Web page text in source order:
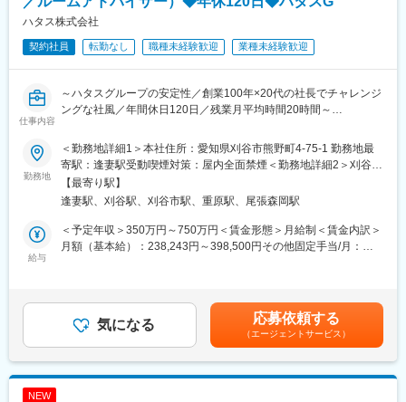
ます。
■当社製品：
主力製品であるワイパーは設立から50年以上の実績があり、大手
す。軽自動車から高級車までを手掛けており、圧倒的なシェアを
誇ります。
変更の範囲：会社の定める業務
先輩についてOJTにて業務を覚えて頂きます。専門的な分野につ
いては外部研修も受講し習得して頂きます。本人の習熟度に合わ
せて一人立ちを目指して頂きます。
■組織構成：
■部のミッション
・生産効率（時間）を5％～7％改善
・新製品製造における設備の刷新
・老朽化設備の更新
■キャリアパスとやりがい
加えて本人のレベルに合わせて最上流まで生産技術を学んでいけ
るのは大きな魅力です。
半期ごとに定性、定量で目標設定をして振り返り評価がなされま
ハタス株式会社
契約社員 転勤なし 職種未経験歓迎 業種未経験歓迎
仕事内容
～ハタスグループの安定性／創業100年×20代の社長でチャレンジ
ングな社風／年間休日120日／残業月平均時間20時間～
■概要：
・オープンポジションとして、選考に参加いただきます。
・下記ポジションの中から、選考時に適性を見て配属を決定させ
ていただきます。
■ポジション詳細：
＜プロパティマネージャー＞
・管理物件オーナー様のパートナーとして、入居者様の快適な暮
の安定した資産運用をサポートします。
・入居者様からの問い合わせやトラブル対応にも迅速に対応し、
安心できる住環境を提供します。あわせて、建物の修繕管理や退
勤務地
＜勤務地詳細1＞本社住所：愛知県刈谷市熊野町4-75-1 勤務地最
寄駅：逢妻駅受動喫煙対策：屋内全面禁煙＜勤務地詳細2＞刈谷店
住所：愛知県刈谷市相生町1丁目-28 勤務地最寄駅：JR東海道本線
／刈谷駅受動喫煙対策：屋内全面禁煙＜勤務地詳細3＞安城店住
安城駅受動喫煙対策：屋内全面禁煙変更の範囲：会社の定める事
業所
【最寄り駅】
逢妻駅、刈谷駅、刈谷市駅、重原駅、尾張森岡駅
給与
＜予定年収＞350万円～750万円＜賃金形態＞月給制＜賃金内訳＞
月額（基本給）：238,243円～398,500円その他固定手当/月：
した時間外労働の残業時間代は追加支給└固定残業時間は職種に
よって異なります※実績に応じた歩合給を別途支給■昇給：年2回
（5月・11月）■賞与：年2回（7月・12月）※過去実績賃金はあく
までも目安の金額であり、選考を通じて上下する可能性がありま
す。月給(月額)は固定手当を含めた表記です。
気になる 応募依頼する
（エージェントサービス）
NEW